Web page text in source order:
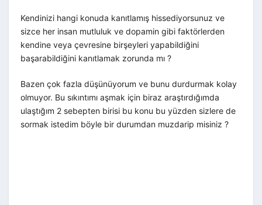
Kendinizi hangi konuda kanıtlamış hissediyorsunuz ve
sizce her insan mutluluk ve dopamin gibi faktörlerden
kendine veya çevresine birşeyleri yapabildiğini
başarabildiğini kanıtlamak zorunda mı ?
Bazen çok fazla düşünüyorum ve bunu durdurmak kolay
olmuyor. Bu sıkıntımı aşmak için biraz araştırdığımda
ulaştığım 2 sebepten birisi bu konu bu yüzden sizlere de
sormak istedim böyle bir durumdan muzdarip misiniz ?